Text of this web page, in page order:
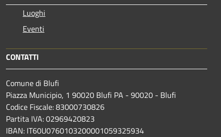
Luoghi
Eventi
CONTATTI
Comune di Blufi
Piazza Municipio, 1 90020 Blufi PA - 90020 - Blufi
Codice Fiscale: 83000730826
Partita IVA: 02969420823
IBAN: IT60U0760103200001059325934